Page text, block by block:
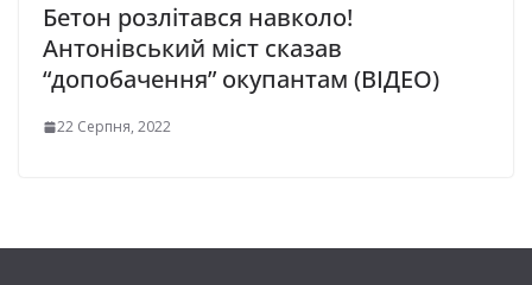
Бетон розлітався навколо!
Антонівський міст сказав
“допобачення” окупантам (ВІДЕО)
22 Серпня, 2022